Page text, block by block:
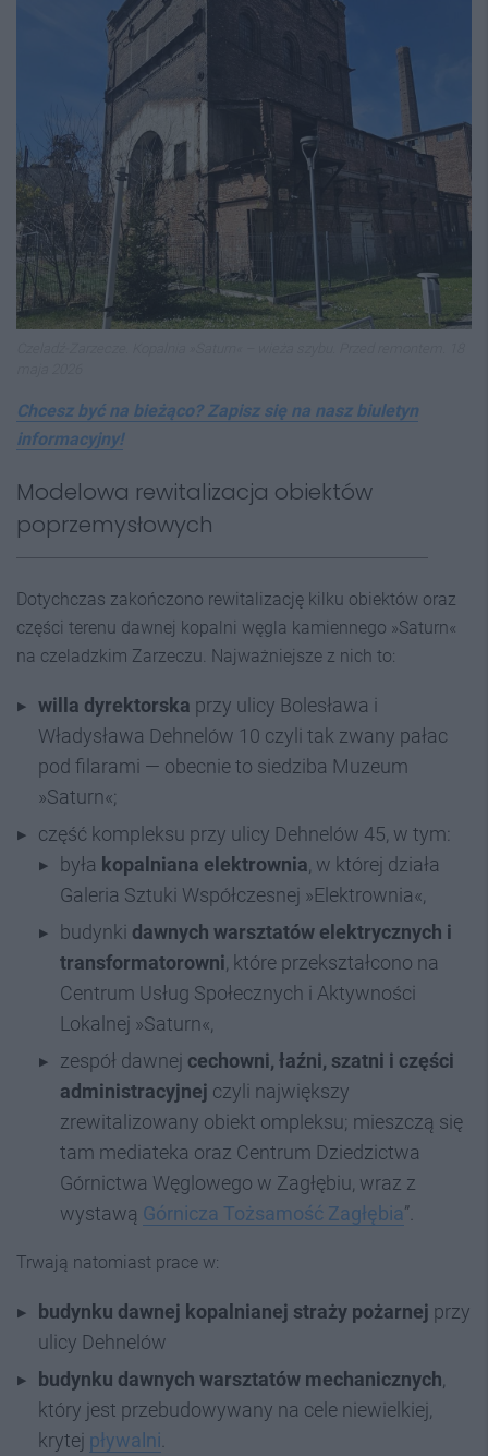
Chcesz być na bieżąco? Zapisz się na nasz biuletyn
informacyjny!
Modelowa rewitalizacja obiektów
poprzemysłowych
Dotychczas zakończono rewitalizację kilku obiektów oraz
części terenu dawnej kopalni węgla kamiennego »Saturn«
na czeladzkim Zarzeczu. Najważniejsze z nich to:
willa dyrektorska przy ulicy Bolesława i
Władysława Dehnelów 10 czyli tak zwany pałac
pod filarami — obecnie to siedziba Muzeum
»Saturn«;
część kompleksu przy ulicy Dehnelów 45, w tym:
była kopalniana elektrownia , w której działa
Galeria Sztuki Współczesnej »Elektrownia«,
budynki dawnych warsztatów elektrycznych i
transformatorowni , które przekształcono na
Centrum Usług Społecznych i Aktywności
Lokalnej »Saturn«,
zespół dawnej cechowni, łaźni, szatni i części
administracyjnej czyli największy
zrewitalizowany obiekt ompleksu; mieszczą się
tam mediateka oraz Centrum Dziedzictwa
Górnictwa Węglowego w Zagłębiu, wraz z
wystawą Górnicza Tożsamość Zagłębia”.
Trwają natomiast prace w:
budynku dawnej kopalnianej straży pożarnej przy
ulicy Dehnelów
budynku dawnych warsztatów mechanicznych
który jest przebudowywany na cele niewielkiej,
krytej pływalni